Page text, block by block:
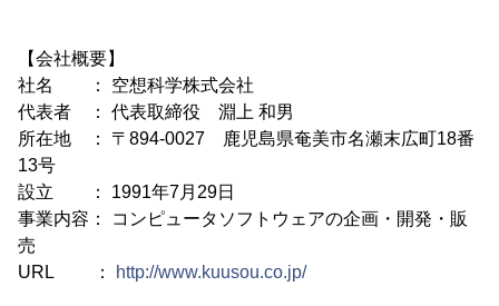
【会社概要】
社名 ： 空想科学株式会社
代表者 ： 代表取締役 淵上 和男
所在地 ： 〒894-0027 鹿児島県奄美市名瀬末広町18番
13号
設立 ： 1991年7月29日
事業内容： コンピュータソフトウェアの企画・開発・販
売
URL ：
http://www.kuusou.co.jp/